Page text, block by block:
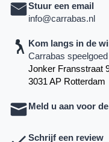
Stuur een email
info@carrabas.nl
Kom langs in de
Carrabas speelgoed
Jonker Fransstraat
3031 AP Rotterdam
Meld u aan voor
Schrijf een review